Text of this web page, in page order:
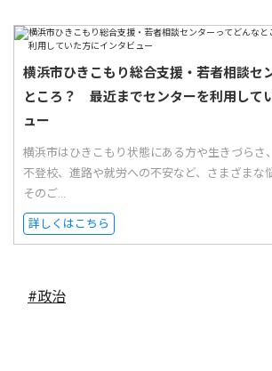
横浜市ひきこもり総合支援・若者相談セ
ところ？ 最近までセンターを利用して
ュー
横浜市はひきこもり状態にある方や生きづらさ
不登校、進路や就労への不安など、さまざまな
そのご...
詳しくはこちら
#政治